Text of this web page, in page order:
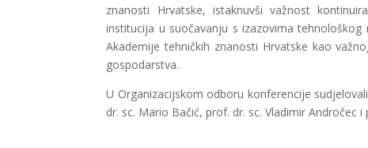
znanosti Hrvatske, istaknuvši važnost
institucija u suočavanju s izazovima
Akademije tehničkih znanosti Hrvatske kao
gospodarstva.
U Organizacijskom odboru konferencije
dr. sc. Mario Bačić, prof. dr. sc. Vladimir